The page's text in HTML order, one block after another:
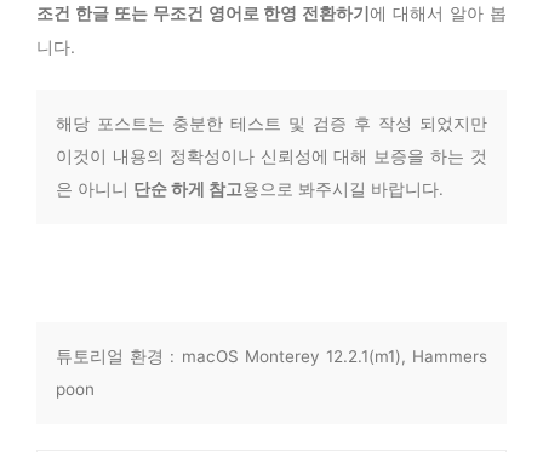
조건 한글 또는 무조건 영어로 한영 전환하기에 대해서 알아 봅
니다.
해당 포스트는 충분한 테스트 및 검증 후 작성 되었지만
이것이 내용의 정확성이나 신뢰성에 대해 보증을 하는 것
은 아니니 단순 하게 참고용으로 봐주시길 바랍니다.
튜토리얼 환경 : macOS Monterey 12.2.1(m1), Hammers
poon